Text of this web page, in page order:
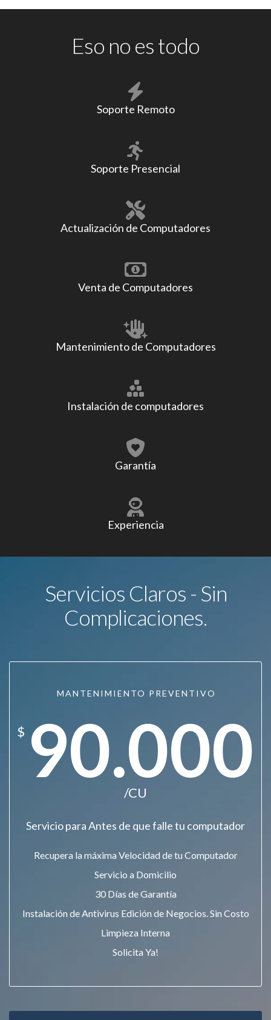
Eso no es todo
Soporte Remoto
Soporte Presencial
Actualización de Computadores
Venta de Computadores
Mantenimiento de Computadores
Instalación de computadores
Garantía
Experiencia
Servicios Claros - Sin
Complicaciones.
MANTENIMIENTO PREVENTIVO
$ 90.000
/CU
Servicio para Antes de que falle tu computador
Recupera la máxima Velocidad de tu Computador
Servicio a Domicilio
30 Días de Garantía
Instalación de Antivirus Edición de Negocios. Sin Costo
Limpieza Interna
Solicita Ya!